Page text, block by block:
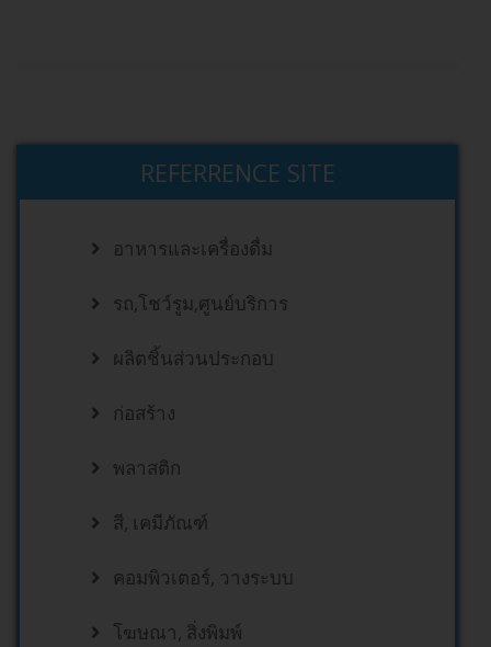
REFERRENCE SITE
อาหารและเครื่องดื่ม
รถ,โชว์รูม,ศูนย์บริการ
ผลิตชิ้นส่วนประกอบ
ก่อสร้าง
พลาสติก
สี, เคมีภัณฑ์
คอมพิวเตอร์, วางระบบ
โฆษณา, สิ่งพิมพ์